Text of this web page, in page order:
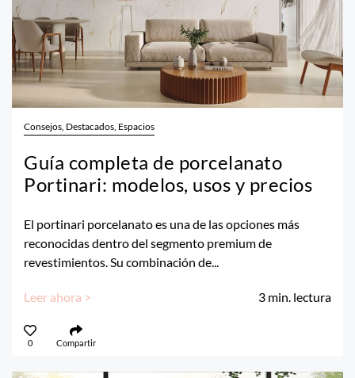
Consejos, Destacados, Espacios
Guía completa de porcelanato
Portinari: modelos, usos y precios
El portinari porcelanato es una de las opciones más
reconocidas dentro del segmento premium de
revestimientos. Su combinación de...
Leer ahora > 3 min. lectura
0 Compartir